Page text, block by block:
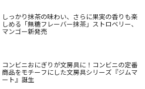
しっかり抹茶の味わい、さらに果実の香りも楽
しめる「無糖フレーバー抹茶」ストロベリー、
マンゴー新発売
コンビニおにぎりが文房具に！コンビニの定番
商品をモチーフにした文房具シリーズ『ジムマ
ート』誕生